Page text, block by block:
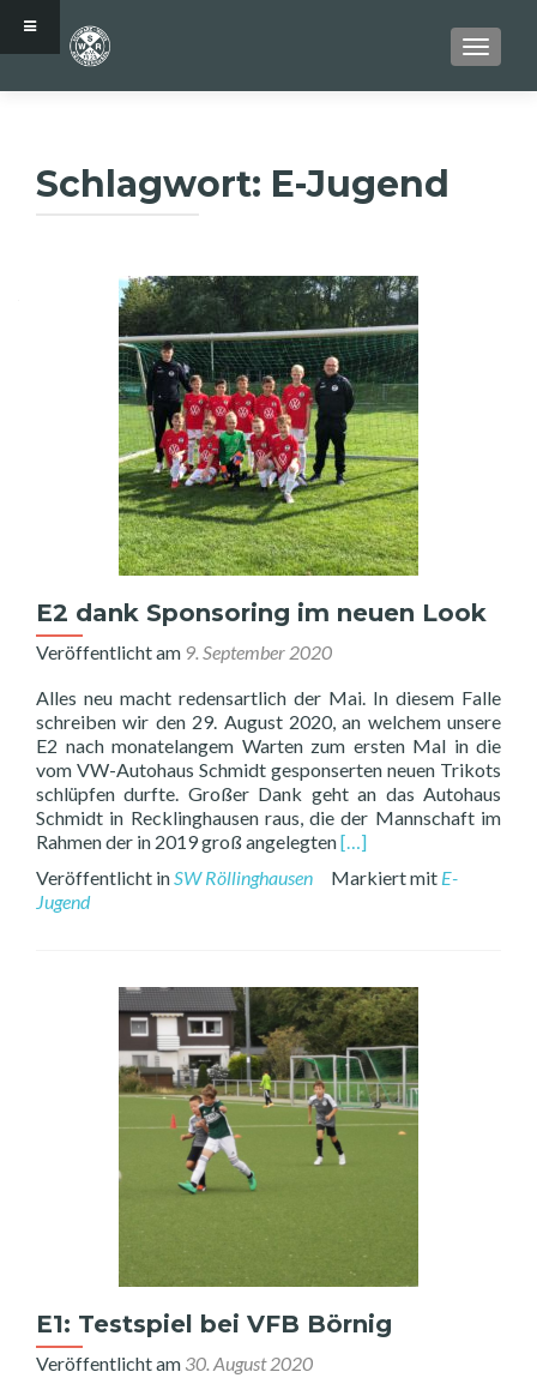
Schlagwort: E-Jugend
E2 dank Sponsoring im neuen Look
Veröffentlicht am 9. September 2020
Alles neu macht redensartlich der Mai. In diesem Falle
schreiben wir den 29. August 2020, an welchem unsere
E2 nach monatelangem Warten zum ersten Mal in die
vom VW-Autohaus Schmidt gesponserten neuen Trikots
schlüpfen durfte. Großer Dank geht an das Autohaus
Schmidt in Recklinghausen raus, die der Mannschaft im
Rahmen der in 2019 groß angelegtenRead
about
im
neuen
Look
[…]
Veröffentlicht inSW Röllinghausen Markiert mit E-
Jugend
E1: Testspiel bei VFB Börnig
Veröffentlicht am 30. August 2020